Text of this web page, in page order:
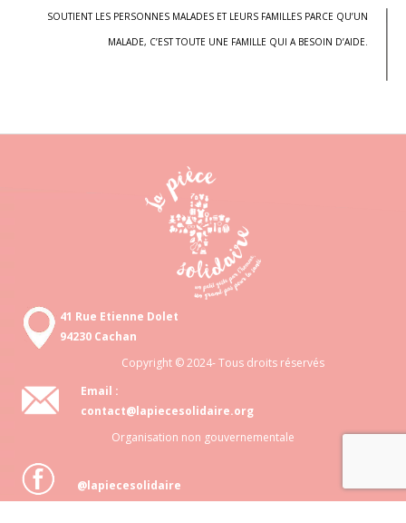
SOUTIENT LES PERSONNES MALADES ET LEURS FAMILLES PARCE QU’UN
MALADE, C’EST TOUTE UNE FAMILLE QUI A BESOIN D’AIDE.
41 Rue Etienne Dolet
94230 Cachan
Copyright © 2024- Tous droits réservés
Email :
contact@lapiecesolidaire.org
Organisation non gouvernementale
@lapiecesolidaire